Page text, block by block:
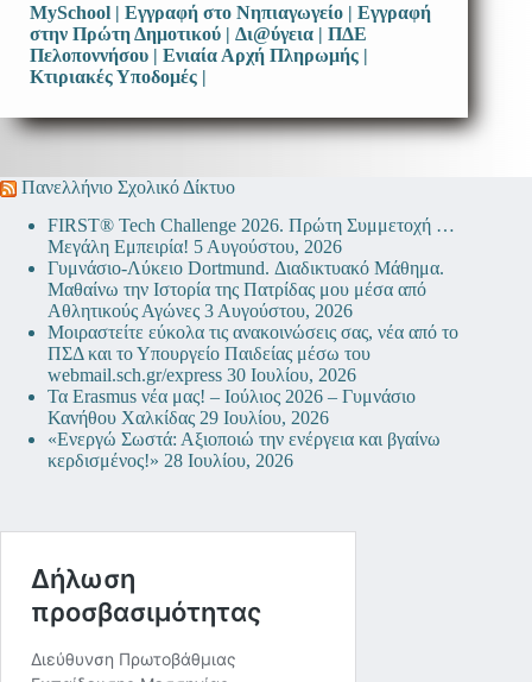
MySchool | Εγγραφή στο Νηπιαγωγείο | Εγγραφή
στην Πρώτη Δημοτικού | Δι@ύγεια | ΠΔΕ
Πελοποννήσου | Ενιαία Αρχή Πληρωμής |
Κτιριακές Υποδομές |
Πανελλήνιο Σχολικό Δίκτυο
FIRST® Tech Challenge 2026. Πρώτη Συμμετοχή …
Μεγάλη Εμπειρία! 5 Αυγούστου, 2026
Γυμνάσιο-Λύκειο Dortmund. Διαδικτυακό Μάθημα.
Μαθαίνω την Ιστορία της Πατρίδας μου μέσα από
Αθλητικούς Αγώνες 3 Αυγούστου, 2026
Μοιραστείτε εύκολα τις ανακοινώσεις σας, νέα από το
ΠΣΔ και το Υπουργείο Παιδείας μέσω του
webmail.sch.gr/express 30 Ιουλίου, 2026
Τα Erasmus νέα μας! – Ιούλιος 2026 – Γυμνάσιο
Κανήθου Χαλκίδας 29 Ιουλίου, 2026
«Ενεργώ Σωστά: Αξιοποιώ την ενέργεια και βγαίνω
κερδισμένος!» 28 Ιουλίου, 2026